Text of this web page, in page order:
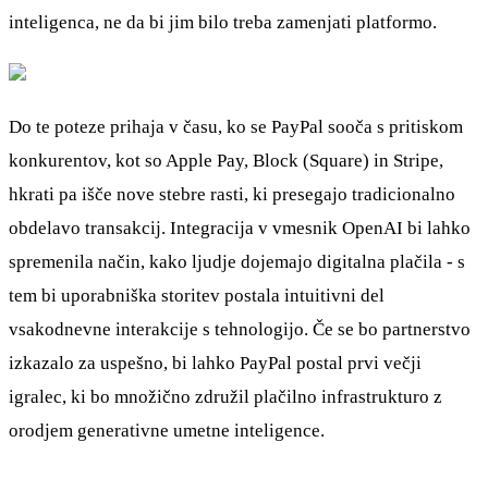
inteligenca, ne da bi jim bilo treba zamenjati platformo.
Do te poteze prihaja v času, ko se PayPal sooča s pritiskom
konkurentov, kot so Apple Pay, Block (Square) in Stripe,
hkrati pa išče nove stebre rasti, ki presegajo tradicionalno
obdelavo transakcij. Integracija v vmesnik OpenAI bi lahko
spremenila način, kako ljudje dojemajo digitalna plačila - s
tem bi uporabniška storitev postala intuitivni del
vsakodnevne interakcije s tehnologijo. Če se bo partnerstvo
izkazalo za uspešno, bi lahko PayPal postal prvi večji
igralec, ki bo množično združil plačilno infrastrukturo z
orodjem generativne umetne inteligence.